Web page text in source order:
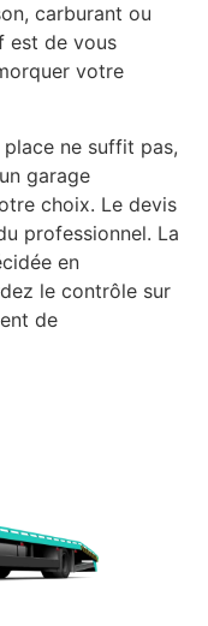
carburant ou
est de vous
votre
ne suffit pas,
garage
choix. Le devis
professionnel. La
en
le contrôle sur
de